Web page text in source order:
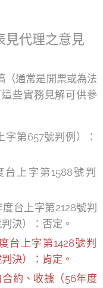
見代理之意見
（通常是開票或為法
些實務見解可供參
第657號判例）：
上字第1588號判
台上字第2128號判
決）：否定。
台上字第1428號判
決）：肯定。
約、收據（56年度